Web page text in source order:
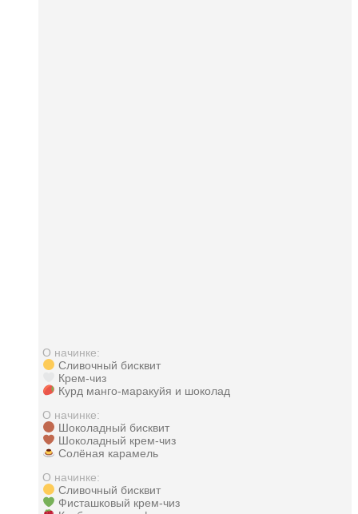
О начинке:
Сливочный бисквит
Крем-чиз
Курд манго-маракуйя и шоколад
О начинке:
Шоколадный бисквит
Шоколадный крем-чиз
Солёная карамель
О начинке:
Сливочный бисквит
Фисташковый крем-чиз